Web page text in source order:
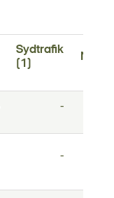
Sydtrafik
(1)
-
-